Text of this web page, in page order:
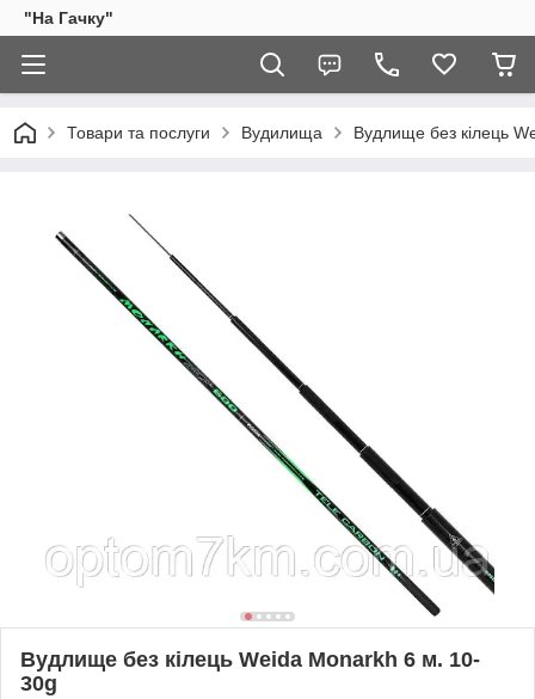
"На Гачку"
Товари та послуги Вудилища Вудлище без кілець
Вудлище без кілець Weida Monarkh 6 м. 10-
30g